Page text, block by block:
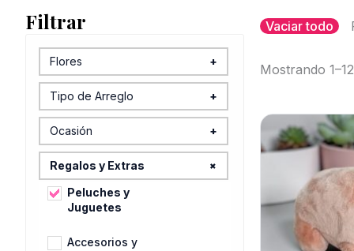
Filtrar
Flores
+
Alcatraz
Alstroemerias
Anturios
Ave de Paraíso
Tipo de Arreglo
+
Arreglo para
Carro
Bouquet
Caja
Canasta
Ocasión
+
Baby Shower y
Maternidad
Boda y XV Años
Caballeros
Regalos y Extras +
Peluches y
Juguetes
Accesorios y
Vaciar todo
Mostrando